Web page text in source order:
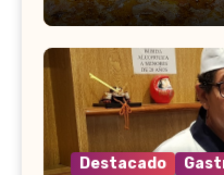
Destacado